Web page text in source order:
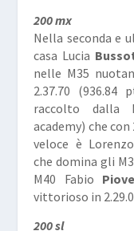
200 mx
Nella seconda e
casa Lucia
nelle M35
2.37.70
raccolto dalla
academy) che
veloce è Lorenzo
che domina gli
M40 Fabio
vittorioso in
200 sl